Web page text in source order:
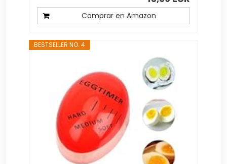
Comprar en Amazon
BESTSELLER NO. 4